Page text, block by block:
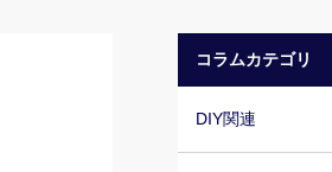
コラムカテゴリ
DIY関連